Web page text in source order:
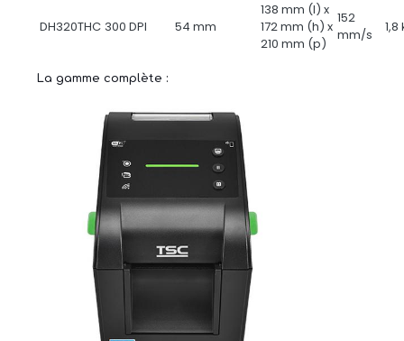
DH320THC 300 DPI 54 mm
138 mm (l) x
172 mm (h) x
210 mm (p)
152
mm/s
1,8
La gamme complète :